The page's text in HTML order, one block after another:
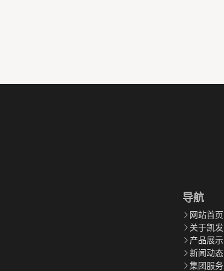
导航
网站首页
关于凯
产品展示
新闻动态
集团服务